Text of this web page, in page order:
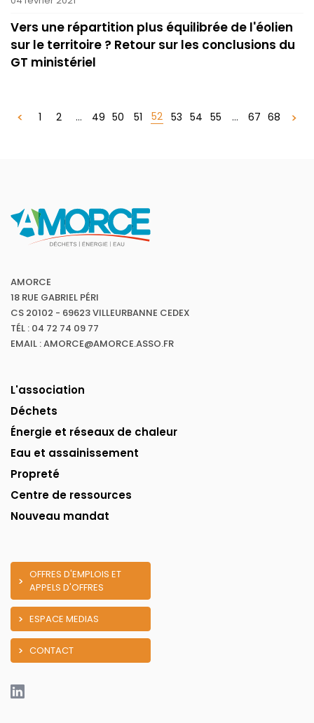
Vers une répartition plus équilibrée de l'éolien
sur le territoire ? Retour sur les conclusions du
GT ministériel
1 2 ... 49 50 51 52 53 54 55 ... 67 68
AMORCE
18 RUE GABRIEL PÉRI
CS 20102 - 69623 VILLEURBANNE CEDEX
TÉL : 04 72 74 09 77
EMAIL : AMORCE@AMORCE.ASSO.FR
L'association
Déchets
Énergie et réseaux de chaleur
Eau et assainissement
Propreté
Centre de ressources
Nouveau mandat
OFFRES D'EMPLOIS ET
APPELS D'OFFRES
ESPACE MEDIAS
CONTACT